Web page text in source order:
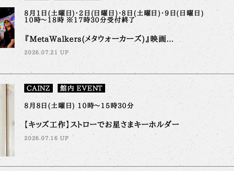
8月1日(土曜日)・2日(日曜日)・8日(土曜日)・9日(日曜日)
10時～18時 ※17時30分受付終了
『MetaWalkers(メタウォーカーズ)』映画...
2026.07.21 UP
CAINZ 館内 EVENT
8月8日(土曜日) 10時～15時30分
【キッズ工作】ストローでお星さまキーホルダー
2026.07.16 UP